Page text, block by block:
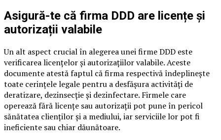
Asigură-te că firma DDD are licențe și
autorizații valabile
Un alt aspect crucial în alegerea unei firme DDD este
verificarea licențelor și autorizațiilor valabile. Aceste
documente atestă faptul că firma respectivă îndeplinește
toate cerințele legale pentru a desfășura activități de
deratizare, dezinsecție și dezinfectare. Firmele care
operează fără licențe sau autorizații pot pune în pericol
sănătatea clienților și a mediului, iar serviciile lor pot fi
ineficiente sau chiar dăunătoare.